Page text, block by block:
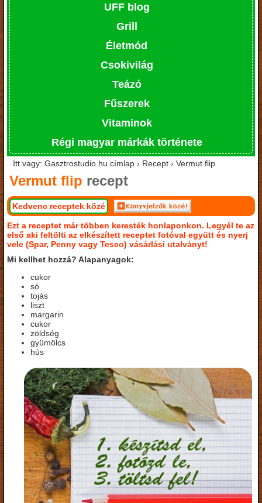
UFF blog
Grill
Életmód
Csokivilág
Teázó
Fűszerek
Vitaminok
Régi magyar márkák története
Itt vagy: Gasztrostudio.hu címlap › Recept › Vermut flip
Vermut flip recept
Kedvenc receptek közé
Ezt a receptet már többen keresték honlaponkon. Legyél te az
első aki feltölti az elkészített receptet fotóval együtt és nyerj
vele (Spar, Penny vagy Tesco) vásárlási utalványt!
Mi kellhet hozzá? Alapanyagok:
cukor
só
tojás
liszt
margarin
cukor
zöldség
gyümölcs
hús